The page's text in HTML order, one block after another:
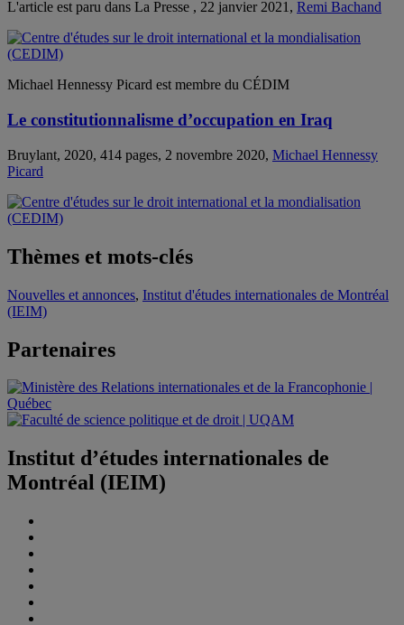
L'article est paru dans La Presse , 22 janvier 2021, Remi Bachand
Michael Hennessy Picard est membre du CÉDIM
Le constitutionnalisme d’occupation en Iraq
Bruylant, 2020, 414 pages, 2 novembre 2020, Michael Hennessy
Picard
Thèmes et mots-clés
Nouvelles et annonces, Institut d'études internationales de Montréal
(IEIM)
Partenaires
Institut d’études internationales de
Montréal (IEIM)